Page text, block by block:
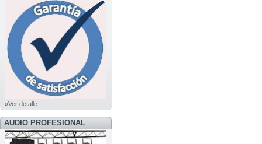
»Ver detalle
AUDIO PROFESIONAL